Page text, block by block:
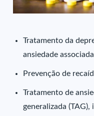
Tratamento da
ansiedade
Prevenção de
Tratamento de
generalizada